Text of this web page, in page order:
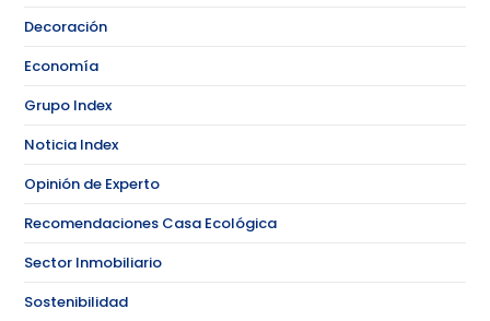
Decoración
Economía
Grupo Index
Noticia Index
Opinión de Experto
Recomendaciones Casa Ecológica
Sector Inmobiliario
Sostenibilidad